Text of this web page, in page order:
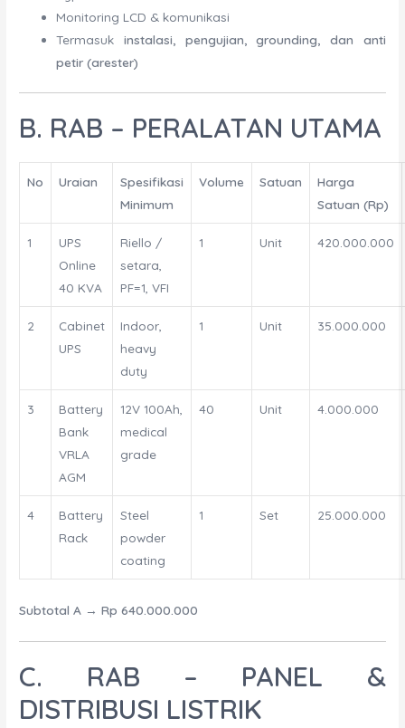
Monitoring LCD & komunikasi
Termasuk instalasi, pengujian, grounding, dan anti
petir (arester)
B. RAB – PERALATAN UTAMA
No Uraian
Spesifikasi
Minimum
Volume Satuan
Harga
Satuan (Rp)
1
UPS
Online
40 KVA
Riello /
setara,
PF=1, VFI
1 Unit 420.000.000
2
Cabinet
UPS
Indoor,
heavy
duty
1 Unit 35.000.000
3
Battery
Bank
VRLA
AGM
12V 100Ah,
medical
grade
40 Unit 4.000.000
4
Battery
Rack
Steel
powder
coating
1 Set 25.000.000
Subtotal A →Rp 640.000.000
C. RAB – PANEL &
DISTRIBUSI LISTRIK